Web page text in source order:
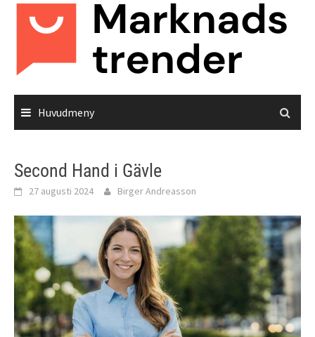
Hoppa
Huvudmeny
Second Hand i Gävle
27 augusti 2024 Birger Andreasson